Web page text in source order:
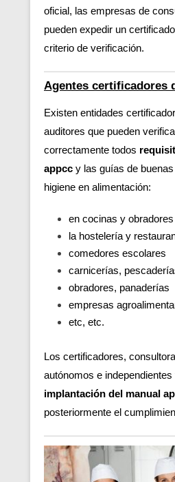
oficial, las empresas de
pueden expedir un
criterio de verificación.
Agentes certificadores
Existen entidades
auditores que pueden
correctamente todos
appcc y las guías de
higiene en alimentación:
en cocinas y obradores
la hostelería y
comedores escolares
carnicerías,
obradores, panaderías
empresas
etc, etc.
Los certificadores,
autónomos e
implantación del manual
posteriormente el